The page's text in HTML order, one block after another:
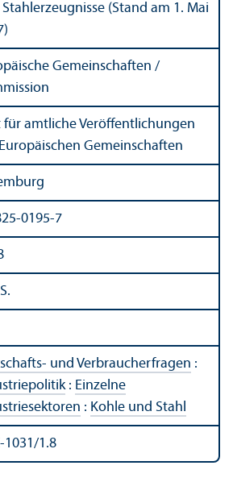
(Stand am 1. Mai
Gemeinschaften /
für amtliche Veröffentlichungen
Gemeinschaften
0195-7
und Verbraucherfragen :
: Einzelne
: Kohle und Stahl
1031/1.8